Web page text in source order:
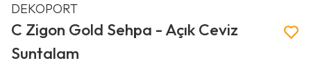
DEKOPORT
C Zigon Gold Sehpa - Açık Ceviz
Suntalam